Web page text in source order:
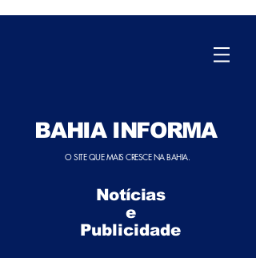
BAHIA INFORMA
O SITE QUE MAIS CRESCE NA BAHIA.
Notícias
e
Publicidade